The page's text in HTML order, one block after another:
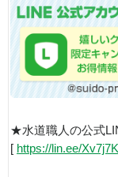
★水道職人の公式
[ https://lin.ee/